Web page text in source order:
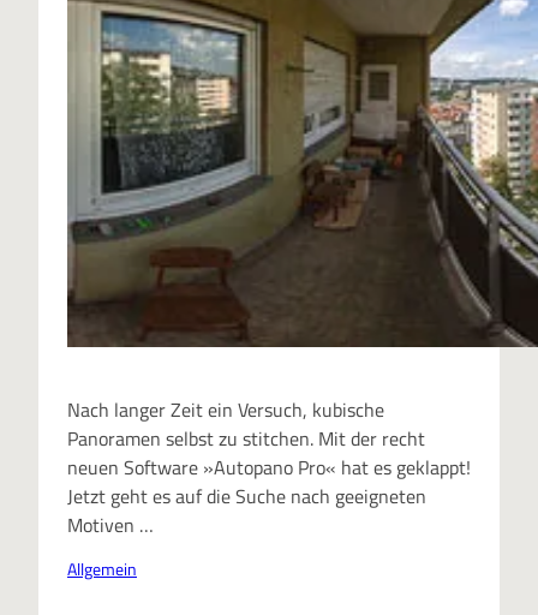
Nach langer Zeit ein Versuch, kubische
Panoramen selbst zu stitchen. Mit der recht
neuen Software »Autopano Pro« hat es geklappt!
Jetzt geht es auf die Suche nach geeigneten
Motiven …
Allgemein